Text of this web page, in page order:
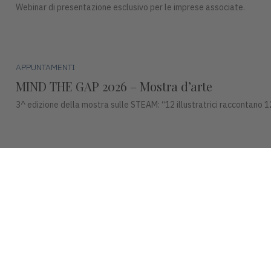
Webinar di presentazione esclusivo per le imprese associate.
APPUNTAMENTI
MIND THE GAP 2026 – Mostra d’arte
3^ edizione della mostra sulle STEAM: “12 illustratrici raccontano